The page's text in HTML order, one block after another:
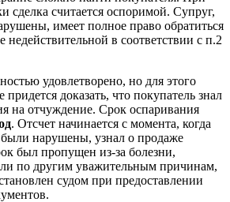
сделка считается оспоримой. Супруг,
имеет полное право обратиться
недействительной в соответствии с п.2
удовлетворено, но для этого
доказать, что покупатель знал
на отчуждение. Срок оспаривания
. Отсчет начинается с момента, когда
были нарушены, узнал о продаже
был пропущен из-за болезни,
по другим уважительным причинам,
судом при предоставлении